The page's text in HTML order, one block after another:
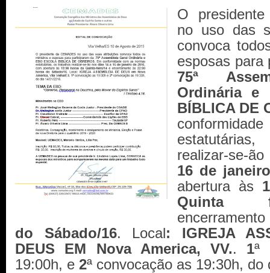
O
no uso das
convoca
esposas para
75ª
Ordinária e
BÍBLICA DE
estatutárias,
realizar-se-
16 de
abertura às
Quinta
do Sábado/16. Local: IGREJA
DEUS EM Nova America, VV.. 1ª
19:00h, e 2ª convocação as 19:30h, do